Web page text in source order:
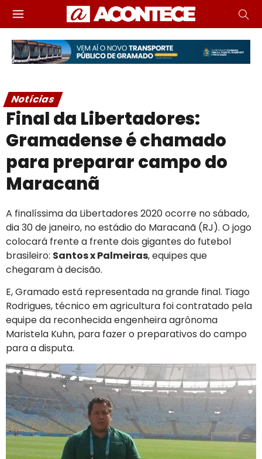
Notícias
Final da Libertadores:
Gramadense é chamado
para preparar campo do
Maracanã
A finalíssima da Libertadores 2020 ocorre no sábado,
dia 30 de janeiro, no estádio do Maracanã (RJ). O jogo
colocará frente a frente dois gigantes do futebol
brasileiro: Santos x Palmeiras, equipes que
chegaram à decisão.
E, Gramado está representada na grande final. Tiago
Rodrigues, técnico em agricultura foi contratado pela
equipe da reconhecida engenheira agrônoma
Maristela Kuhn, para fazer o preparativos do campo
para a disputa.